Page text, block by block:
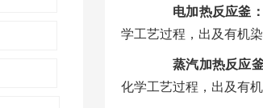
电加热反应釜：
学工艺过程，出及有机
蒸汽加热反应釜
化学工艺过程，出及有